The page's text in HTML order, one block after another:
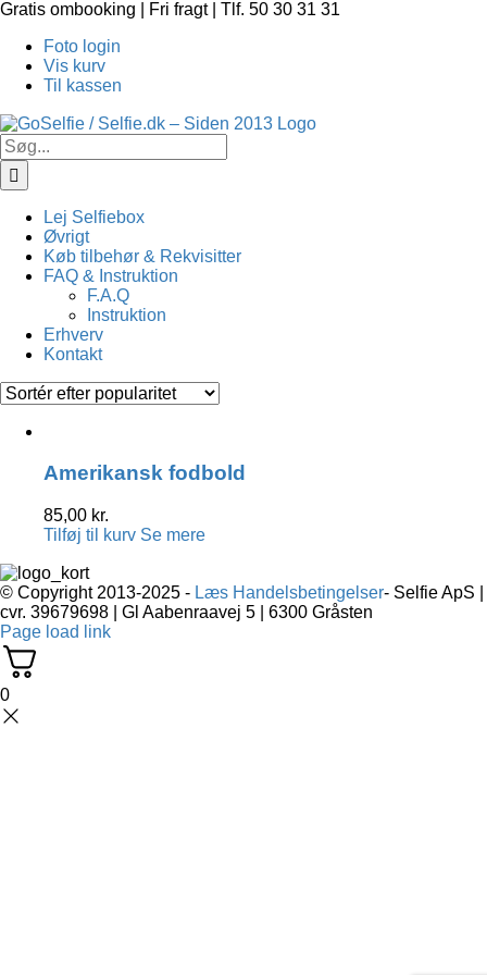
Skip
content
Gratis ombooking | Fri fragt | Tlf. 50 30 31 31
Foto login
Vis kurv
Til kassen
Søg
efter:
Lej Selfiebox
Øvrigt
Køb tilbehør & Rekvisitter
FAQ & Instruktion
F.A.Q
Instruktion
Erhverv
Kontakt
Amerikansk fodbold
85,00 kr.
Tilføj til kurv Se mere
© Copyright 2013-2025 - Læs Handelsbetingelser- Selfie ApS |
cvr. 39679698 | Gl Aabenraavej 5 | 6300 Gråsten
Page load link
0